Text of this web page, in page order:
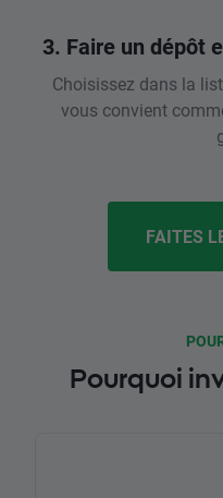
3. Faire un dépôt
Choisissez dans la
vous convient
FAITES
Pourquoi